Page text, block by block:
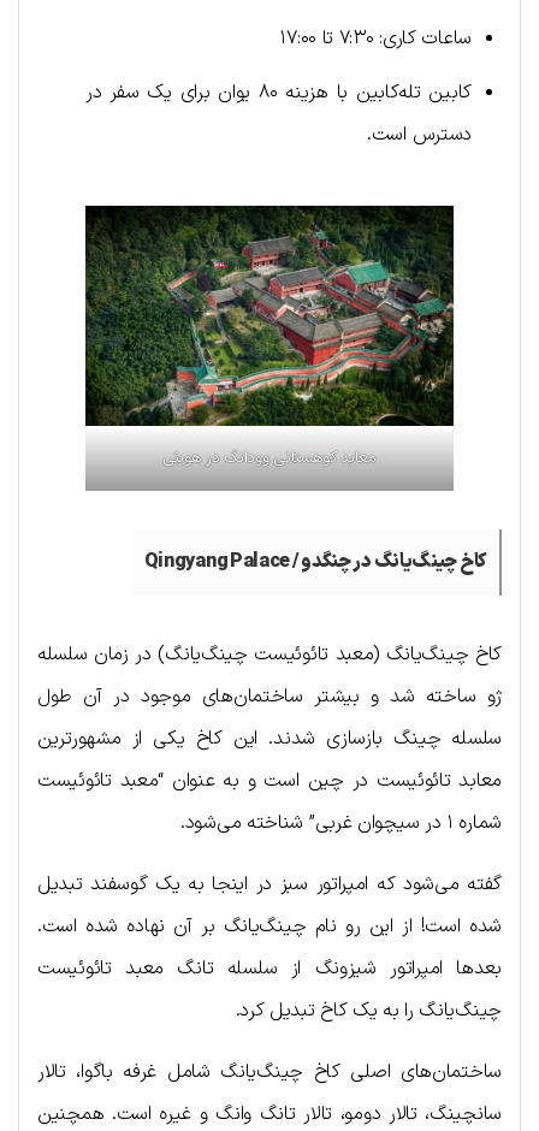
ساعات کاری: ۷:۳۰ تا ۱۷:۰۰
کابین تله‌کابین با هزینه ۸۰ یوان برای یک سفر در
دسترس است.
معابد کوهستانی وودانگ در هوبئی
کاخ چینگ‌یانگ در چنگدو /Qingyang Palace
کاخ چینگ‌یانگ (معبد تائوئیست چینگ‌یانگ) در زمان سلسله
ژو ساخته شد و بیشتر ساختمان‌های موجود در آن طول
سلسله چینگ بازسازی شدند. این کاخ یکی از مشهورترین
معابد تائوئیست در چین است و به عنوان “معبد تائوئیست
شماره ۱ در سیچوان غربی” شناخته می‌شود.
گفته می‌شود که امپراتور سبز در اینجا به یک گوسفند تبدیل
شده است! از این رو نام چینگ‌یانگ بر آن نهاده شده است.
بعدها امپراتور شیزونگ از سلسله تانگ معبد تائوئیست
چینگ‌یانگ را به یک کاخ تبدیل کرد.
ساختمان‌های اصلی کاخ چینگ‌یانگ شامل غرفه باگوا، تالار
سانچینگ، تالار دومو، تالار تانگ وانگ و غیره است. همچنین